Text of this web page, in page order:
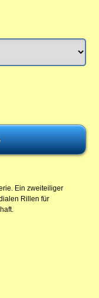
Ein zweiteiliger
Rillen für